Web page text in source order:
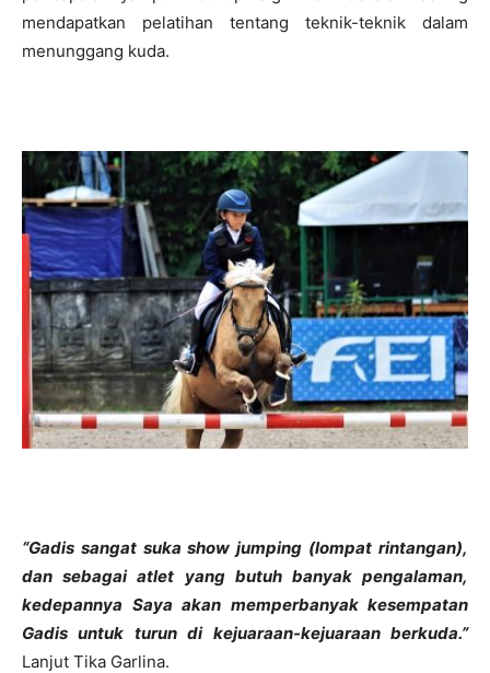
mendapatkan pelatihan tentang teknik-teknik dalam
menunggang kuda.
“Gadis sangat suka show jumping (lompat rintangan),
dan sebagai atlet yang butuh banyak pengalaman,
kedepannya Saya akan memperbanyak kesempatan
Gadis untuk turun di kejuaraan-kejuaraan berkuda.”
Lanjut Tika Garlina.